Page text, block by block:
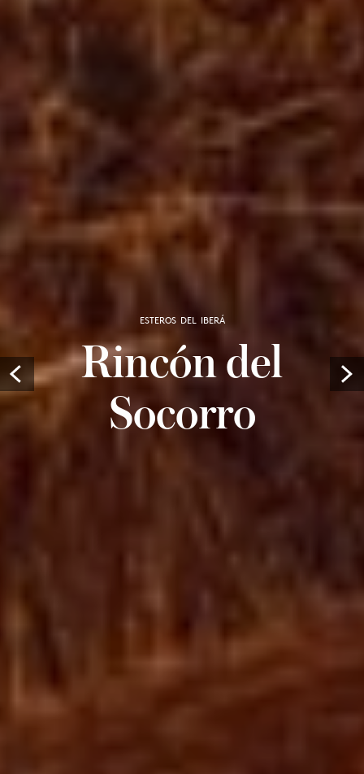
Prev
ESTEROS DEL IBERÁ
Rincón del
Socorro